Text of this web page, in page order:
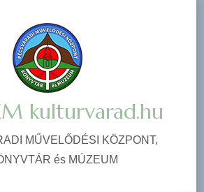
kulturvarad.hu
MŰVELŐDÉSI KÖZPONT,
és MÚZEUM